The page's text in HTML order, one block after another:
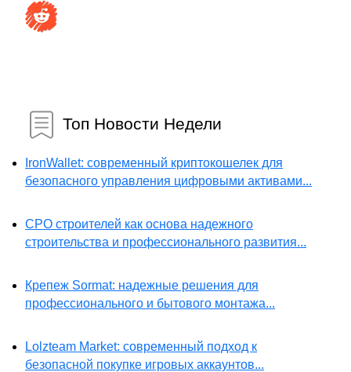
Топ Новости Недели
IronWallet: современный криптокошелек для
безопасного управления цифровыми активами...
СРО строителей как основа надежного
строительства и профессионального развития...
Крепеж Sormat: надежные решения для
профессионального и бытового монтажа...
Lolzteam Market: современный подход к
безопасной покупке игровых аккаунтов...